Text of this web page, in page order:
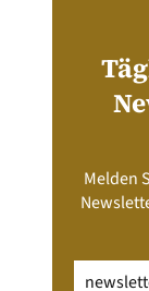
Melden